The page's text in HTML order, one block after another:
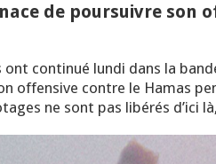
de poursuivre son
ont continué lundi dans la
offensive contre le Hamas
ne sont pas libérés d’ici